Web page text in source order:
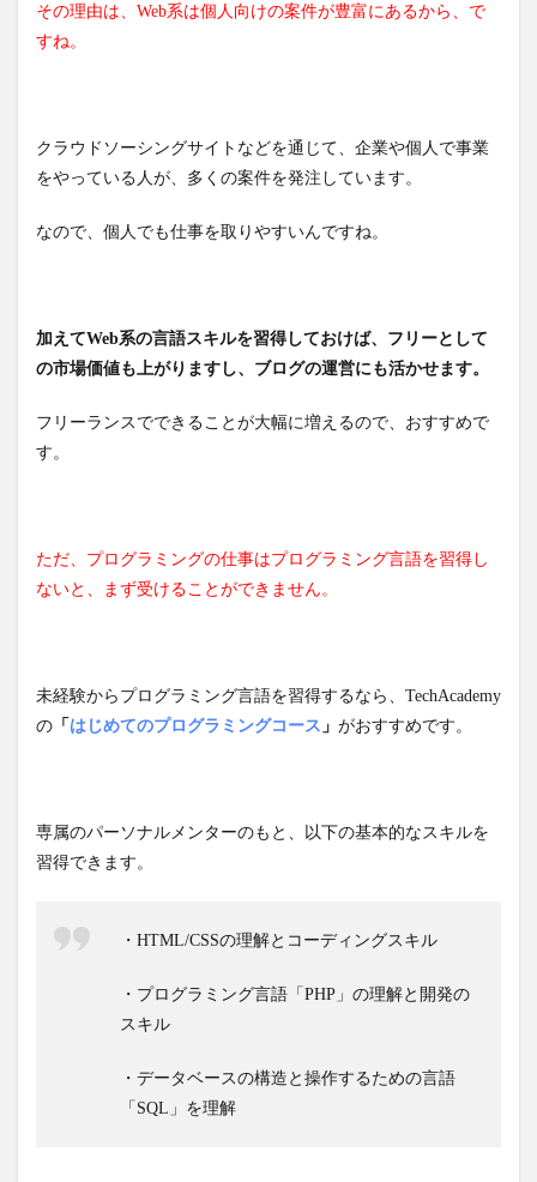
その理由は、Web系は個人向けの案件が豊富にあるから、で
すね。
クラウドソーシングサイトなどを通じて、企業や個人で事業
をやっている人が、 多くの案件を発注しています。
なので、個人でも仕事を取りやすいんですね。
加えてWeb系の言語スキルを習得しておけば、フリーとして
の市場価値も上がりますし、ブログの運営にも活かせます。
フリーランスでできることが大幅に増えるので、おすすめで
す。
ただ、プログラミングの仕事はプログラミング言語を習得し
ないと、まず受けることができません。
未経験からプログラミング言語を習得するなら、TechAcademy
の 「 はじめてのプログラミングコース 」 がおすすめです。
専属のパーソナルメンターのもと、以下の基本的なスキルを
習得できます。
・HTML/CSSの理解とコーディングスキル
・プログラミング言語「PHP」の理解と開発の
スキル
・データベースの構造と操作するための言語
「SQL」を理解